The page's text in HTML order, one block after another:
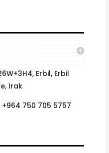
Erbil, Erbil
Irak
750 705 5757